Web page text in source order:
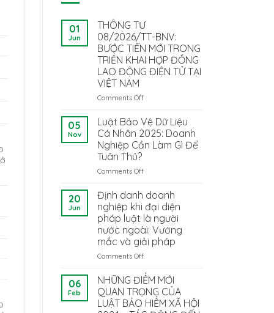
01
Jun
THÔNG TƯ
08/2026/TT-BNV:
BƯỚC TIẾN MỚI TRONG
TRIỂN KHAI HỢP ĐỒNG
LAO ĐỘNG ĐIỆN TỬ TẠI
VIỆT NAM
Comments Offon
TƯ
08/2026/TT-
BNV:
BƯỚC
MỚI
TRIỂN
KHAI
HỢP
ĐỒNG
LAO
ĐỘNG
ĐIỆN
TẠI
VIỆT
NAM
05
Nov
Luật Bảo Vệ Dữ Liệu
Cá Nhân 2025: Doanh
Nghiệp Cần Làm Gì Để
Tuân Thủ?
Comments Offon
Bảo
Vệ
Dữ
Liệu
Cá
Nhân
2025:
Nghiệp
Cần
Làm
Gì
20
Jun
Định danh doanh
nghiệp khi đại diện
pháp luật là người
nước ngoài: Vướng
mắc và giải pháp
Comments Offon
danh
doanh
nghiệp
khi
06
Feb
NHỮNG ĐIỂM MỚI
QUAN TRỌNG CỦA
LUẬT BẢO HIỂM XÃ HỘI